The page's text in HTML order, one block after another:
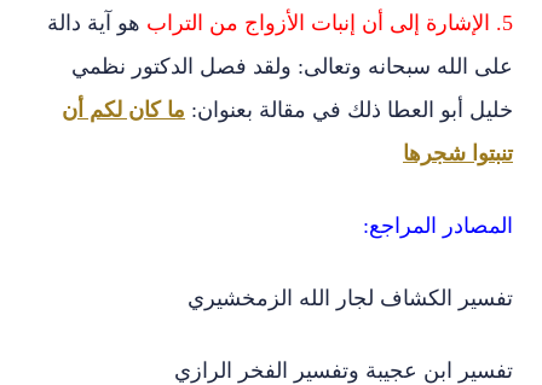
هو آية دالة
على الله سبحانه وتعالى: ولقد فصل الدكتور نظمي
خليل أبو العطا ذلك في مقالة بعنوان:ما كان لكم أن
تنبتوا شجرها
المصادر المراجع:
تفسير الكشاف لجار الله الزمخشيري
تفسير ابن عجيبة وتفسير الفخر الرازي